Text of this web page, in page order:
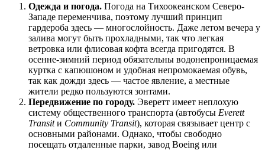
Одежда и погода. Погода на Тихоокеанском Северо-
Западе переменчива, поэтому лучший принцип
гардероба здесь — многослойность. Даже летом вечера у
залива могут быть прохладными, так что легкая
ветровка или флисовая кофта всегда пригодятся. В
осенне-зимний период обязательны водонепроницаемая
куртка с капюшоном и удобная непромокаемая обувь,
так как дожди здесь — частое явление, а местные
жители редко пользуются зонтами.
Передвижение по городу. Эверетт имеет неплохую
систему общественного транспорта (автобусы Everett
Transitи Community Transit), которая связывает центр с
основными районами. Однако, чтобы свободно
посещать отдаленные парки, завод Boeing или